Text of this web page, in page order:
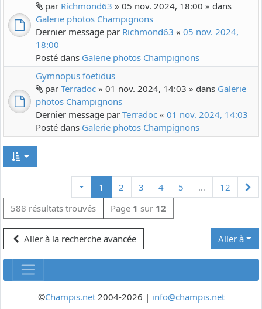
par Richmond63 » 05 nov. 2024, 18:00 » dans
Galerie photos Champignons
Dernier message par Richmond63 « 05 nov. 2024,
18:00
Posté dans Galerie photos Champignons
Gymnopus foetidus
par Terradoc » 01 nov. 2024, 14:03 » dans Galerie
photos Champignons
Dernier message par Terradoc « 01 nov. 2024, 14:03
Posté dans Galerie photos Champignons
1 2 3 4 5 … 12
588 résultats trouvés
Page 1 sur 12
Aller à la recherche avancée Aller à
©Champis.net2004-2026 | info@champis.net